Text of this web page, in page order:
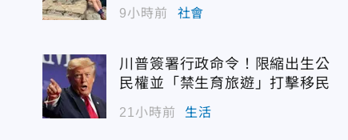
9小時前 社會
川普簽署行政命令！限縮出生公
民權並「禁生育旅遊」打擊移民
21小時前 生活